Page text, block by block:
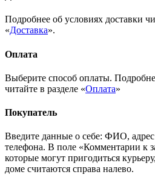
Подробнее об условиях доставки
«Доставка».
Оплата
Выберите способ оплаты.
читайте в разделе «Оплата»
Покупатель
Введите данные о себе: ФИО,
телефона. В поле «Комментарии к
которые могут пригодиться
доме считаются справа налево.